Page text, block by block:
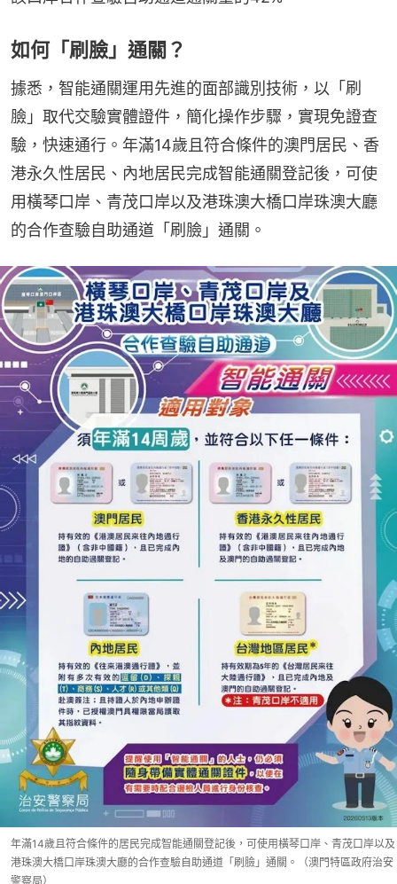
如何「刷臉」通關？
據悉，智能通關運用先進的面部識別技術，以「刷
臉」取代交驗實體證件，簡化操作步驟，實現免證查
驗，快速通行。年滿14歲且符合條件的澳門居民、香
港永久性居民、內地居民完成智能通關登記後，可使
用橫琴口岸、青茂口岸以及港珠澳大橋口岸珠澳大廳
的合作查驗自助通道「刷臉」通關。
年滿14歲且符合條件的居民完成智能通關登記後，可使用橫琴口岸、青茂口岸以及
港珠澳大橋口岸珠澳大廳的合作查驗自助通道「刷臉」通關。（澳門特區政府治安
警察局）